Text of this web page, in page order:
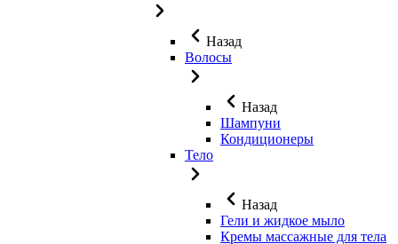
Назад
Волосы
Назад
Шампуни
Кондиционеры
Тело
Назад
Гели и жидкое мыло
Кремы массажные для тела